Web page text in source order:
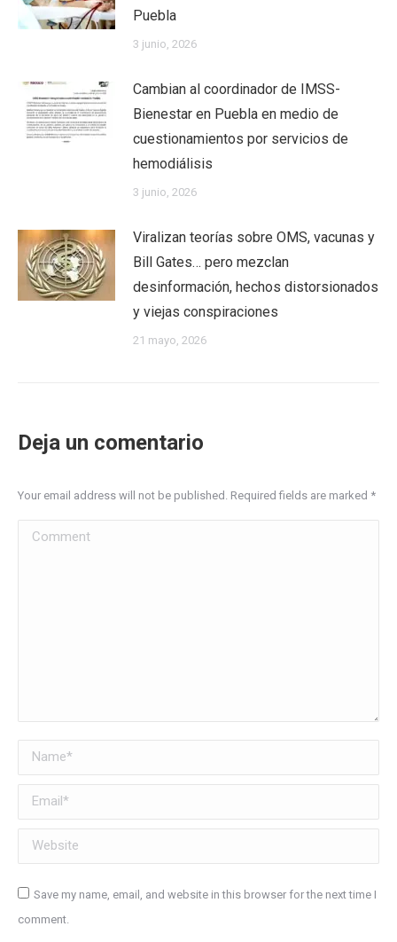
Puebla
3 junio, 2026
Cambian al coordinador de IMSS-
Bienestar en Puebla en medio de
cuestionamientos por servicios de
hemodiálisis
3 junio, 2026
Viralizan teorías sobre OMS, vacunas y
Bill Gates… pero mezclan
desinformación, hechos distorsionados
y viejas conspiraciones
21 mayo, 2026
Deja un comentario
Your email address will not be published. Required fields are marked *
Comment
Name *
Email *
Website
Save my name, email, and website in this browser for the next time I
comment.